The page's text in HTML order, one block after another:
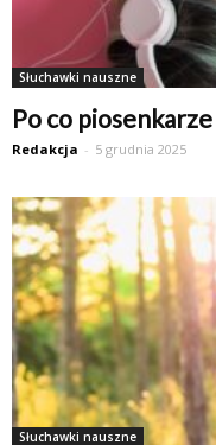
Słuchawki nauszne
Po co piosenkarze
Redakcja - 5 grudnia 2025
Słuchawki nauszne